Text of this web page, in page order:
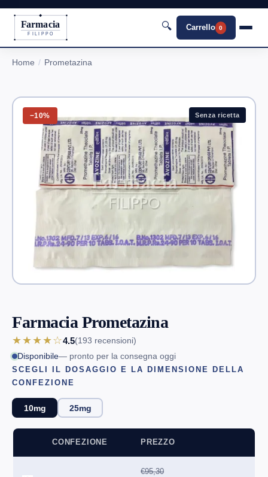
Farmacia
FILIPPO
🔍 Carrello 0
Home Prometazina
−10% Senza ricetta
Farmacia Prometazina
★★★★☆4.5(193 recensioni)
Disponibile— pronto per la consegna oggi
SCEGLI IL DOSAGGIO E LA DIMENSIONE DELLA
CONFEZIONE
10mg 25mg
CONFEZIONE PREZZO
€95,30